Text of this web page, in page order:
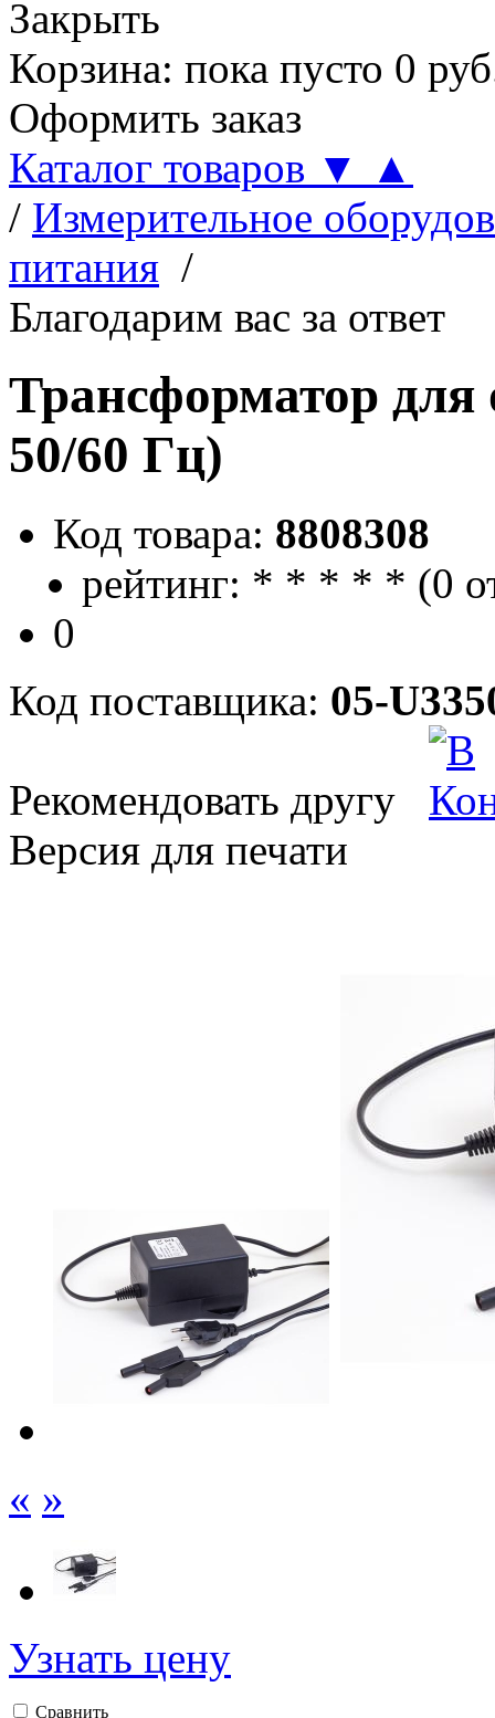
Закрыть
Корзина: пока пусто 0
Оформить заказ
Каталог товаров ▼
▲
/ Измерительное
питания /
Благодарим вас за ответ
Трансформатор
50/60 Гц)
Код товара: 8808308
рейтинг: * * * * * (0
0
Код поставщика: 05-
Рекомендовать другу
Версия для печати
« »
Узнать цену
Сравнить